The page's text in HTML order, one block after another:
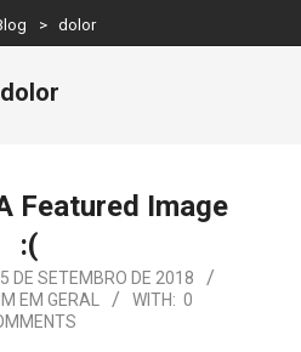
> dolor
dolor
Featured Image
:(
DE SETEMBRO DE 2018
EM GERAL WITH: 0